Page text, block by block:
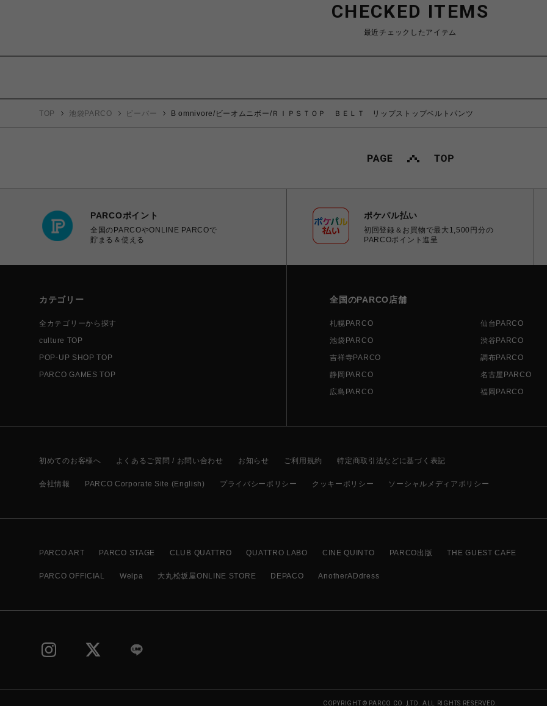
CHECKED ITEMS
最近チェックしたアイテム
TOP 池袋PARCO ビーバー B omnivore/ビーオムニボー/ＲＩＰＳＴＯＰ ＢＥＬＴ リップストップベルトパンツ
PARCOポイント
全国のPARCOやONLINE PARCOで
貯まる＆使える
ポケパル払い
初回登録＆お買物で最大1,500円分の
PARCOポイント進呈
カテゴリー
全カテゴリーから探す
culture TOP
POP-UP SHOP TOP
PARCO GAMES TOP
全国のPARCO店舗
札幌PARCO 仙台PARCO
池袋PARCO
渋谷PARCO
吉祥寺PARCO
調布PARCO
静岡PARCO
名古屋PARCO
広島PARCO
福岡PARCO
初めてのお客様へ よくあるご質問 / お問い合わせ お知らせ ご利用規約 特定商取引法などに基づく表記
会社情報 PARCO Corporate Site (English) プライバシーポリシー クッキーポリシー ソーシャルメディアポリシー
PARCO ART PARCO STAGE CLUB QUATTRO QUATTRO LABO CINE QUINTO PARCO出版 THE GUEST CAFE
PARCO OFFICIAL Welpa 大丸松坂屋ONLINE STORE DEPACO AnotherADdress
COPYRIGHT © PARCO CO.,LTD. ALL RIGHTS RESERVED.